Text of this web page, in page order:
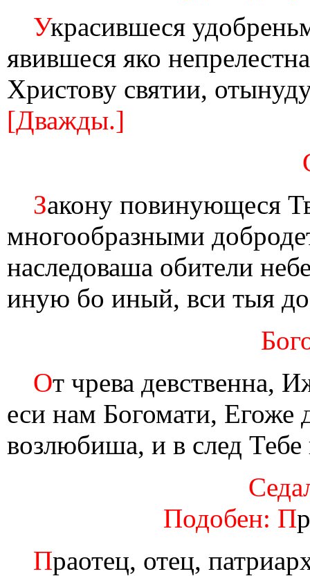
Украсившеся
явившеся яко
Христову святии,
[Дважды.]
Закону повинующеся
многообразными
наследоваша обители
иную бо иный, вси тыя
От чрева девственна,
еси нам Богомати, Егоже
возлюбиша, и в след
Подобен: П
Праотец, отец,